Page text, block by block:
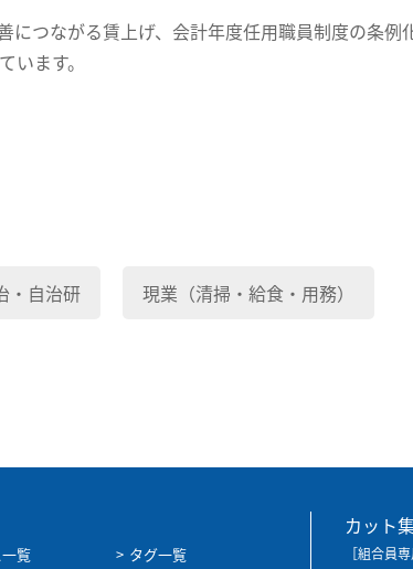
につながる賃上げ、会計年度任用職員制度の条
ます。
・自治研 現業（清掃・給食・用務）
覧
タグ一覧
カット
［組合員専